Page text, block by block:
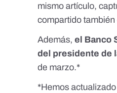
mismo artículo,
compartido
Además,el Banco
del presidente de
de marzo.*
*Hemos